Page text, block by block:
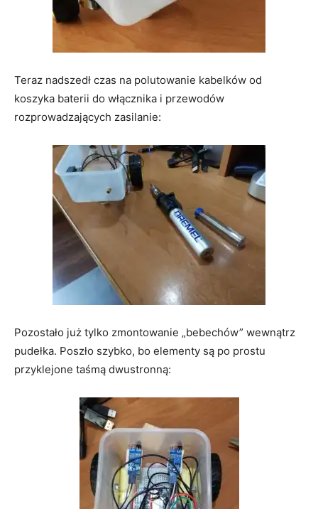
Teraz nadszedł czas na polutowanie kabelków od
koszyka baterii do włącznika i przewodów
rozprowadzających zasilanie:
Pozostało już tylko zmontowanie „bebechów” wewnątrz
pudełka. Poszło szybko, bo elementy są po prostu
przyklejone taśmą dwustronną: